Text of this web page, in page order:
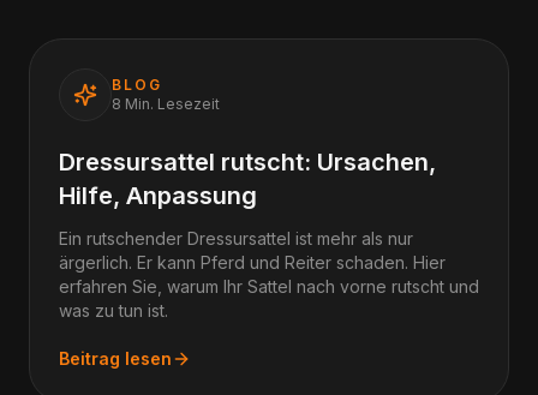
BLOG
8 Min. Lesezeit
Dressursattel rutscht: Ursachen,
Hilfe, Anpassung
Ein rutschender Dressursattel ist mehr als nur
ärgerlich. Er kann Pferd und Reiter schaden. Hier
erfahren Sie, warum Ihr Sattel nach vorne rutscht und
was zu tun ist.
Beitrag lesen